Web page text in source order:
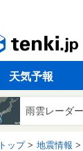
天気予報
雨雲レーダー
トップ 地震情報